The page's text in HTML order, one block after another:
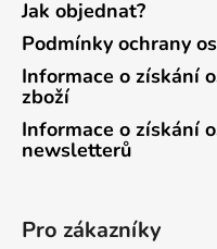
Jak objednat?
Podmínky ochrany
Informace o získání
zboží
Informace o získání
newsletterů
Pro zákazníky